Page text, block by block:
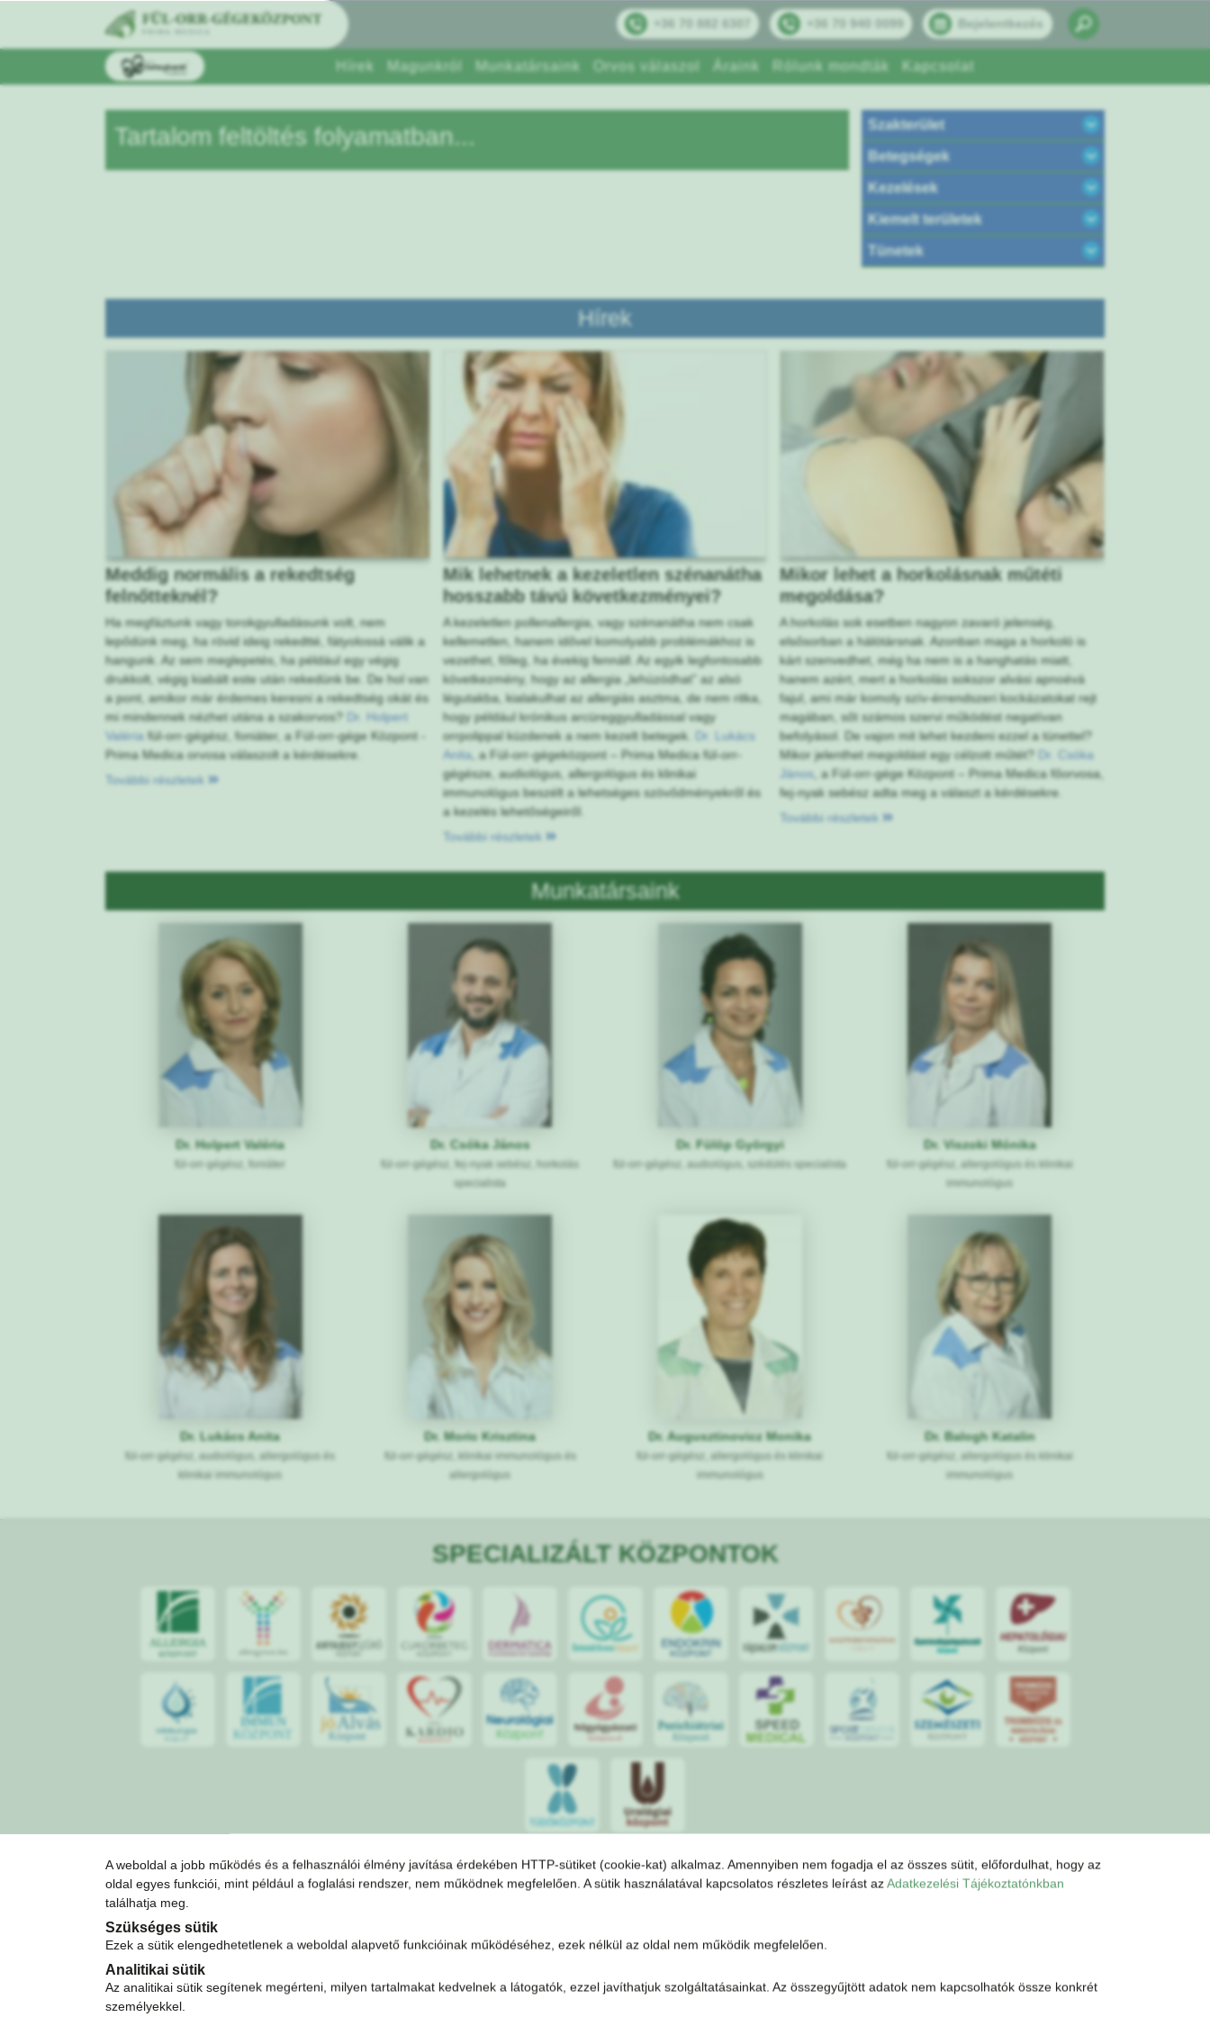
+36 70 882 6307 +36 70 940 0099 Bejelentkezés
Hírek Magunkról Munkatársaink Orvos válaszol Áraink Rólunk mondták Kapcsolat
A weboldal a jobb működés és a felhasználói élmény javítása érdekében HTTP-sütiket (cookie-kat) alkalmaz. Amennyiben nem fogadja el az összes sütit, előfordulhat, hogy az
oldal egyes funkciói, mint például a foglalási rendszer, nem működnek megfelelően. A sütik használatával kapcsolatos részletes leírást az Adatkezelési Tájékoztatónkban
találhatja meg.
Szükséges sütik
Ezek a sütik elengedhetetlenek a weboldal alapvető funkcióinak működéséhez, ezek nélkül az oldal nem működik megfelelően.
Analitikai sütik
Az analitikai sütik segítenek megérteni, milyen tartalmakat kedvelnek a látogatók, ezzel javíthatjuk szolgáltatásainkat. Az összegyűjtött adatok nem kapcsolhatók össze konkrét
személyekkel.
Tartalom feltöltés folyamatban... Szakterület
Betegségek
Kezelések
Kiemelt területek
Tünetek
Hírek
Meddig normális a rekedtség
felnőtteknél?
Ha megfáztunk vagy torokgyulladásunk volt, nem
lepődünk meg, ha rövid ideig rekedtté, fátyolossá válik a
hangunk. Az sem meglepetés, ha például egy végig
drukkolt, végig kiabált este után rekedünk be. De hol van
a pont, amikor már érdemes keresni a rekedtség okát és
mi mindennek nézhet utána a szakorvos?
Dr. Holpert
Valéria fül-orr-gégész, foniáter, a Fül-orr-gége Központ -
Prima Medica orvosa válaszolt a kérdésekre.
További részletek
Mik lehetnek a kezeletlen szénanátha
hosszabb távú következményei?
A kezeletlen pollenallergia, vagy szénanátha nem csak
kellemetlen, hanem idővel komolyabb problémákhoz is
vezethet, főleg, ha évekig fennáll. Az egyik legfontosabb
következmény, hogy az allergia „lehúzódhat” az alsó
légutakba, kialakulhat az allergiás asztma, de nem ritka,
hogy például krónikus arcüreggyulladással vagy
orrpolippal küzdenek a nem kezelt betegek.
Dr. Lukács
Anita, a Fül-orr-gégeközpont – Prima Medica fül-orr-
gégésze, audiológus, allergológus és klinikai
immunológus beszélt a lehetséges szövődményekről és
a kezelés lehetőségeiről.
További részletek
Mikor lehet a horkolásnak műtéti
megoldása?
A horkolás sok esetben nagyon zavaró jelenség,
elsősorban a hálótársnak. Azonban maga a horkoló is
kárt szenvedhet, még ha nem is a hanghatás miatt,
hanem azért, mert a horkolás sokszor alvási apnoévá
fajul, ami már komoly szív-érrendszeri kockázatokat rejt
magában, sőt számos szervi működést negatívan
befolyásol. De vajon mit lehet kezdeni ezzel a tünettel?
Mikor jelenthet megoldást egy célzott műtét?
Dr. Csóka
János , a Fül-orr-gége Központ – Prima Medica főorvosa,
fej-nyak sebész adta meg a választ a kérdésekre.
További részletek
Munkatársaink
Dr. Holpert Valéria
fül-orr-gégész, foniáter
Dr. Csóka János
fül-orr-gégész, fej-nyak sebész, horkolás
specialista
Dr. Fülöp Györgyi
fül-orr-gégész, audiológus, szédülés specialista
Dr. Viszoki Mónika
fül-orr-gégész, allergológus és klinikai
immunológus
Dr. Lukács Anita
fül-orr-gégész, audiológus, allergológus és
klinikai immunológus
Dr. Moric Krisztina
fül-orr-gégész, klinikai immunológus és
allergológus
Dr. Augusztinovicz Monika
fül-orr-gégész, allergológus és klinikai
immunológus
Dr. Balogh Katalin
fül-orr-gégész, allergológus és klinikai
immunológus
SPECIALIZÁLT KÖZPONTOK
IMMUN
KÖZPONT
jó Alvás
Központ
SPORT